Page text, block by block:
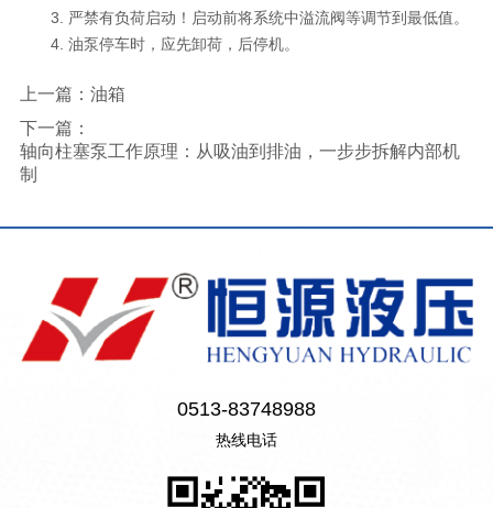
3. 严禁有负荷启动！启动前将系统中溢流阀等调节到最低值。
4. 油泵停车时，应先卸荷，后停机。
上一篇： 油箱
下一篇：
轴向柱塞泵工作原理：从吸油到排油，一步步拆解内部机
制
0513-83748988
热线电话